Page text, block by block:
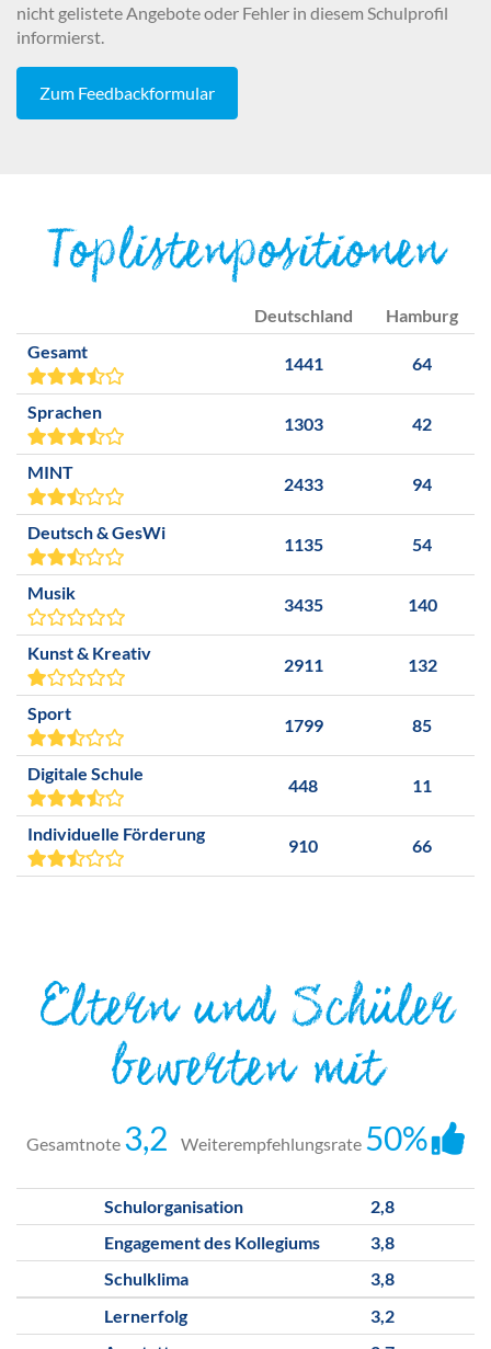
nicht gelistete Angebote oder Fehler in diesem Schulprofil
informierst.
Zum Feedbackformular
Toplistenpositionen
Deutschland
Hamburg
Gesamt
1441 64
Sprachen
1303 42
MINT
2433 94
Deutsch & GesWi
1135 54
Musik
3435 140
Kunst & Kreativ
2911 132
Sport
1799 85
Digitale Schule
448 11
Individuelle Förderung
910 66
Eltern und Schüler
bewerten mit
Gesamtnote 3,2 Weiterempfehlungsrate 50%
Schulorganisation
2,8
Engagement des Kollegiums
3,8
Schulklima
3,8
Lernerfolg
3,2